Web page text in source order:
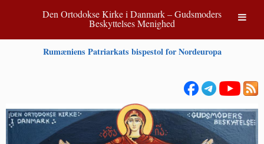
Den Ortodokse Kirke i Danmark – Gudsmoders
Beskyttelses Menighed
Rumæniens Patriarkats bispestol for Nordeuropa